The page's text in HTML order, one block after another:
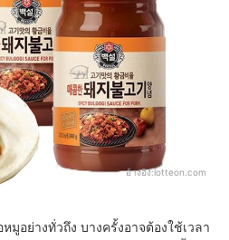
อ้างอิง:lotteon.com
มูอย่างทั่วถึง บางครั้งอาจต้องใช้เวลา